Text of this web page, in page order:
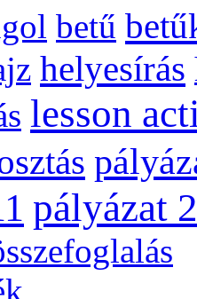
betű
helyesírás
lesson
pályázat